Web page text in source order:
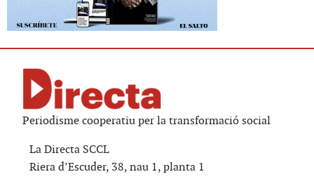
Periodisme cooperatiu per la transformació social
La Directa SCCL
Riera d’Escuder, 38, nau 1, planta 1